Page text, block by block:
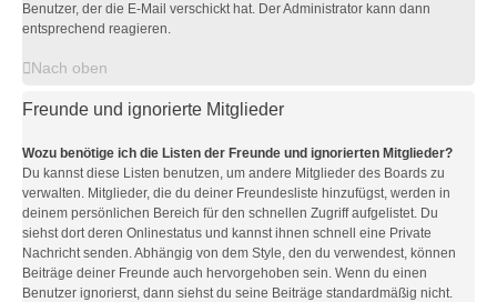
Benutzer, der die E-Mail verschickt hat. Der Administrator kann dann
entsprechend reagieren.
Nach oben
Freunde und ignorierte Mitglieder
Wozu benötige ich die Listen der Freunde und ignorierten Mitglieder?
Du kannst diese Listen benutzen, um andere Mitglieder des Boards zu
verwalten. Mitglieder, die du deiner Freundesliste hinzufügst, werden in
deinem persönlichen Bereich für den schnellen Zugriff aufgelistet. Du
siehst dort deren Onlinestatus und kannst ihnen schnell eine Private
Nachricht senden. Abhängig von dem Style, den du verwendest, können
Beiträge deiner Freunde auch hervorgehoben sein. Wenn du einen
Benutzer ignorierst, dann siehst du seine Beiträge standardmäßig nicht.